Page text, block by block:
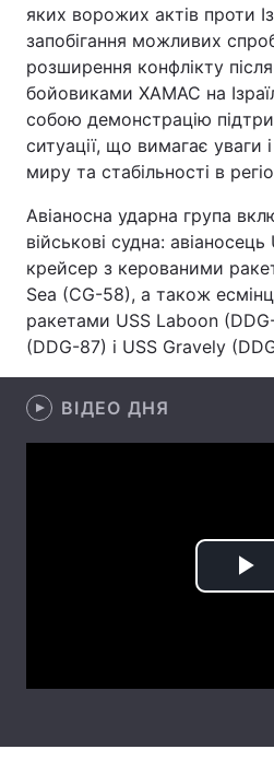
Техно і зв'язок
Зброя
Здоров'я
Цікавинки
Екологія
Лонгріди
Відео з Youtube
Інтерв'ю
Архів
Тема оформлення
яких ворожих актів проти
запобігання можливих
розширення конфлікту
бойовиками ХАМАС на
собою демонстрацію
ситуації, що вимагає уваги
миру та стабільності в
Авіаносна ударна група
військові судна:
крейсер з керованими
Sea (CG-58), а також
ракетами USS Laboon
(DDG-87) і USS Gravely
ВІДЕО ДНЯ